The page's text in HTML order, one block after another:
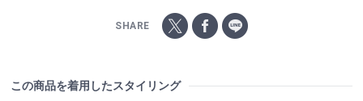
SHARE
この商品を着用したスタイリング